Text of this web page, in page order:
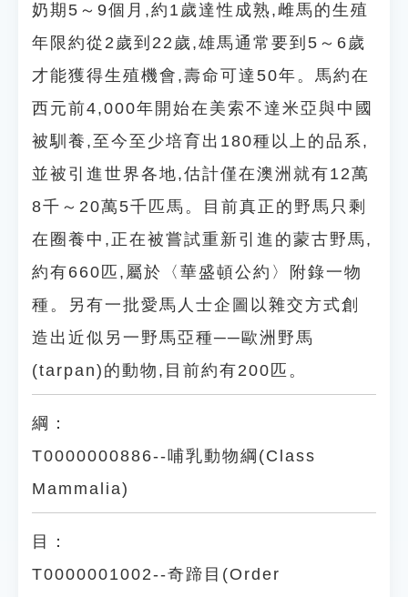
奶期5～9個月,約1歲達性成熟,雌馬的生殖
年限約從2歲到22歲,雄馬通常要到5～6歲
才能獲得生殖機會,壽命可達50年。馬約在
西元前4,000年開始在美索不達米亞與中國
被馴養,至今至少培育出180種以上的品系,
並被引進世界各地,估計僅在澳洲就有12萬
8千～20萬5千匹馬。目前真正的野馬只剩
在圈養中,正在被嘗試重新引進的蒙古野馬,
約有660匹,屬於〈華盛頓公約〉附錄一物
種。另有一批愛馬人士企圖以雜交方式創
造出近似另一野馬亞種──歐洲野馬
(tarpan)的動物,目前約有200匹。
綱：
T0000000886--哺乳動物綱(Class
Mammalia)
目：
T0000001002--奇蹄目(Order